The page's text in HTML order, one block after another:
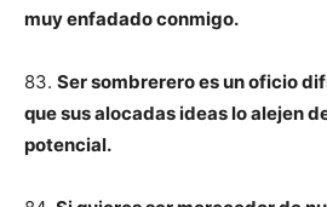
muy enfadado conmigo.
83. Ser sombrerero es un oficio
que sus alocadas ideas lo alejen
potencial.